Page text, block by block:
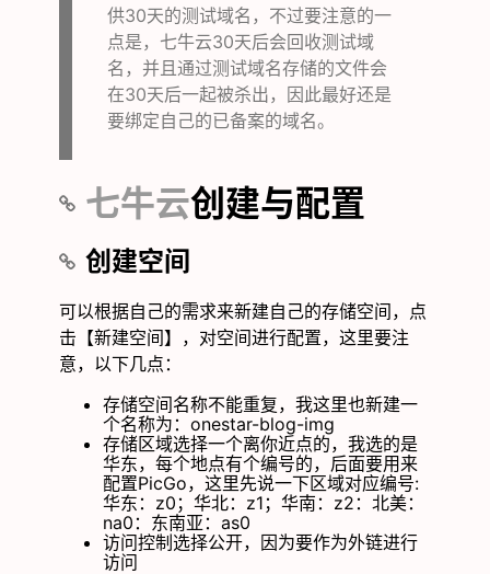
供30天的测试域名，不过要注意的一
点是，七牛云30天后会回收测试域
名，并且通过测试域名存储的文件会
在30天后一起被杀出，因此最好还是
要绑定自己的已备案的域名。
七牛云创建与配置
创建空间
可以根据自己的需求来新建自己的存储空间，点
击【新建空间】，对空间进行配置，这里要注
意，以下几点：
存储空间名称不能重复，我这里也新建一
个名称为：onestar-blog-img
存储区域选择一个离你近点的，我选的是
华东，每个地点有个编号的，后面要用来
配置PicGo，这里先说一下区域对应编号:
华东：z0；华北：z1；华南：z2：北美：
na0：东南亚：as0
访问控制选择公开，因为要作为外链进行
访问